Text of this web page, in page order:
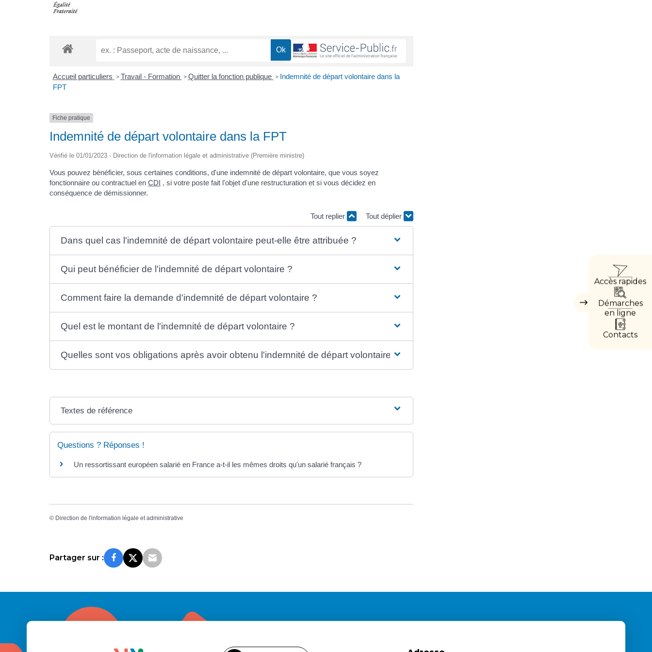
Masquer
Accès rapides
Démarches
en ligne
Contacts
Accueil particuliers > Travail - Formation > Quitter la fonction publique > Indemnité de départ volontaire dans la
FPT
Fiche pratique
Indemnité de départ volontaire dans la FPT
Vérifié le 01/01/2023 - Direction de l'information légale et administrative (Première ministre)
Vous pouvez bénéficier, sous certaines conditions, d'une indemnité de départ volontaire, que vous soyez
fonctionnaire ou contractuel en CDI , si votre poste fait l'objet d'une restructuration et si vous décidez en
conséquence de démissionner.
Tout replier Tout déplier
Dans quel cas l'indemnité de départ volontaire peut-elle être attribuée ?
Qui peut bénéficier de l'indemnité de départ volontaire ?
Comment faire la demande d'indemnité de départ volontaire ?
Quel est le montant de l'indemnité de départ volontaire ?
Quelles sont vos obligations après avoir obtenu l'indemnité de départ volontaire ?
Textes de référence
Questions ? Réponses !
Un ressortissant européen salarié en France a-t-il les mêmes droits qu'un salarié français ?
© Direction de l'information légale et administrative
Partager sur :